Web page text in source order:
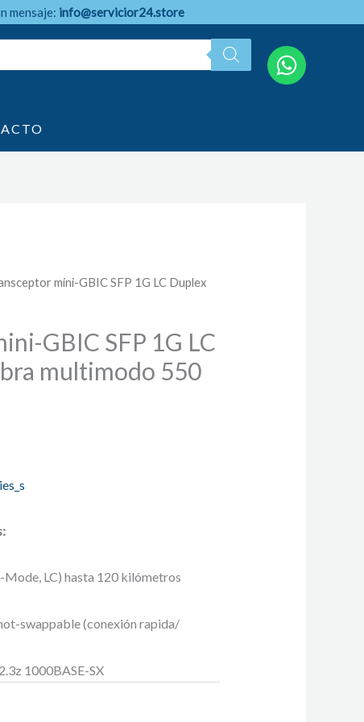
mensaje: info@servicior24.store
mini-GBIC SFP 1G LC Duplex
GBIC SFP 1G LC
multimodo 550
LC) hasta 120 kilómetros
swappable (conexión rapida/
1000BASE-SX